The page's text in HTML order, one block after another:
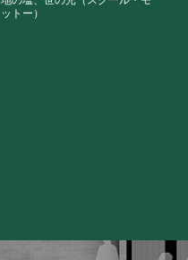
ットー）